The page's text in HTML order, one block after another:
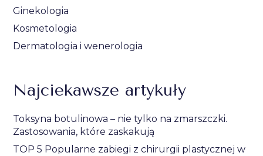
Ginekologia
Kosmetologia
Dermatologia i wenerologia
Najciekawsze artykuły
Toksyna botulinowa – nie tylko na zmarszczki.
Zastosowania, które zaskakują
TOP 5 Popularne zabiegi z chirurgii plastycznej w